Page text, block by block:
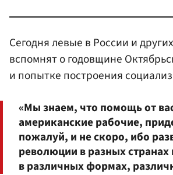
Сегодня левые в России и
вспомнят о годовщине
и попытке построения
«Мы знаем, что помощь от
американские рабочие,
пожалуй, и не скоро, ибо
революции в разных странах
в различных формах,